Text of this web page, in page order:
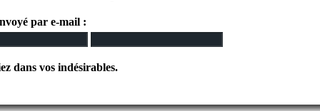
par e-mail :
dans vos indésirables.